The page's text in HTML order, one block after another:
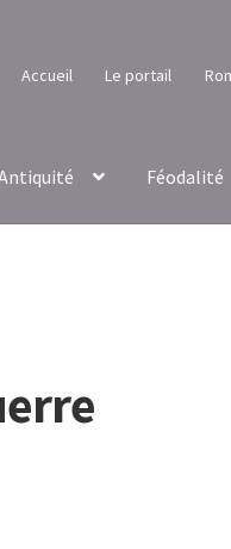
Accueil Le portail
Féodalité